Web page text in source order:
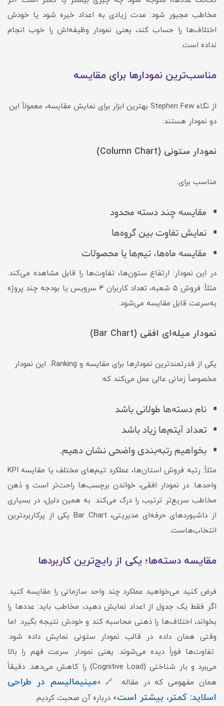
مخاطب مجبور شود: مدت زیادی به اعداد خیره شود یا خودش
اختلاف‌ها را حساب کند، یعنی نمودار وظیفه‌اش را خوب انجام
نداده است.
مناسب‌ترین نمودارها برای مقایسه
از نگاه Stephen Few بهترین ابزار برای نمایش مقایسه، معمولاً این
دو نمودار هستند:
نمودار ستونی (Column Chart)
مناسب برای:
مقایسه چند دسته محدود
نمایش تفاوت بین گروه‌ها
مقایسه ماه‌ها، تیم‌ها یا محصولات
در این نمودار: ارتفاع ستون‌ها، تفاوت‌ها را قابل مشاهده می‌کند.
مثلاً: فروش ۵ شعبه، تعداد کاربران ۴ سرویس یا بودجه چند پروژه
به‌سرعت قابل مقایسه می‌شود.
نمودار میله‌ای افقی (Bar Chart)
یکی از قدرتمندترین نمودارها برای مقایسه و Ranking.. این نمودار
مخصوصاً زمانی عالی عمل می‌کند که:
نام دسته‌ها طولانی باشد
تعداد آیتم‌ها زیاد باشد
بخواهیم رتبه‌بندی واضحی نشان دهیم.
مثلاً: رتبه فروش استان‌ها، عملکرد تیم‌های مختلف یا مقایسه KPI
واحدها. در نمودار افقی، خواندن برچسب‌ها راحت‌تر است و ذهن
مخاطب سریع‌تر ترتیب را درک می‌کند. به همین دلیل، در بسیاری
از داشبوردهای حرفه‌ای مدیریتی، Bar Chart یکی از پرکاربردترین
انتخاب‌هاست.
مقایسه دسته‌ها؛ یکی از رایج‌ترین کاربردها
فرض کنید می‌خواهید عملکرد چند واحد سازمانی را مقایسه کنید.
اگر فقط یک جدول از اعداد نمایش دهید، مخاطب باید: عددها را
بخواند، اختلاف‌ها را ذهنی محاسبه کند و خودش نتیجه بگیرد. اما
وقتی همان داده در قالب نمودار ستونی نمایش داده شود:
تفاوت‌ها فوراً دیده می‌شوند. یعنی نمودار: سرعت فهم را بالا
می‌برد و بار شناختی (Cognitive Load) را کاهش می‌دهد. دقیقاً
همان مفهومی که در مقاله: 🔗 «مینیمالیسم در طراحی
اسلاید: کمتر، بیشتر است» درباره آن صحبت کردیم.